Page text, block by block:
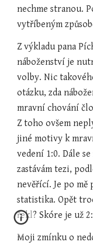
nechme stranou.
vytříbeným
Z výkladu pana
náboženství je
volby. Nic
otázku, zda
mravní chování
Z toho ovšem
jiné motivy k
vedení 1:0. Dále
zastávám tezi,
nevěřící. Je po mě
statistika. Opět
řekl? Skóre je už
Moji zmínku o